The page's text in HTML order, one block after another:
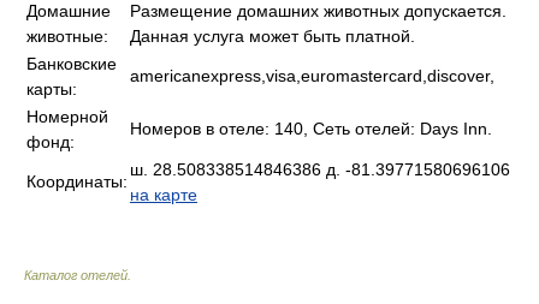
Домашние
животные:
Размещение домашних животных допускается.
Данная услуга может быть платной.
Банковские
карты:
americanexpress,visa,euromastercard,discover,
Номерной
фонд:
Номеров в отеле: 140, Сеть отелей: Days Inn.
Координаты:
ш. 28.508338514846386 д. -81.39771580696106
на карте
Каталог отелей